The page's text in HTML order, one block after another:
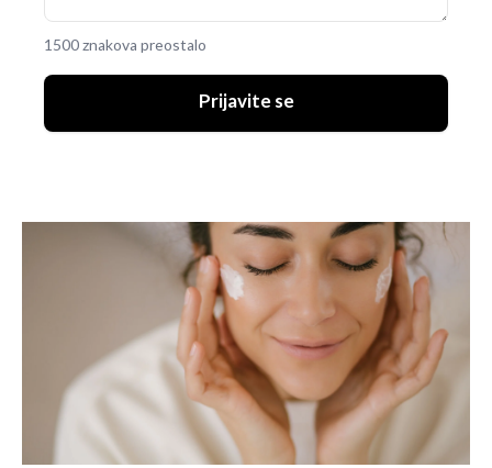
1500 znakova preostalo
Prijavite se